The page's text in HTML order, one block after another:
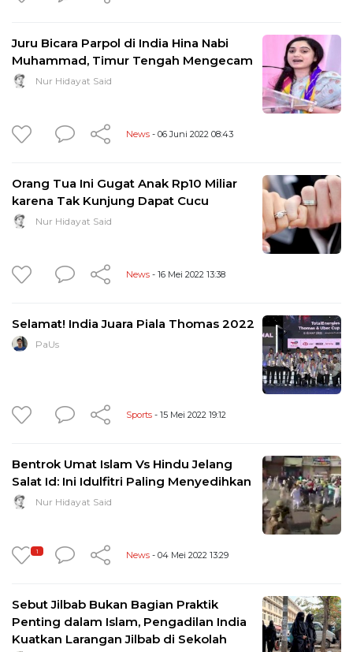
Juru Bicara Parpol di India Hina Nabi
Muhammad, Timur Tengah Mengecam
Nur Hidayat Said
News - 06 Juni 2022 08:43
Orang Tua Ini Gugat Anak Rp10 Miliar
karena Tak Kunjung Dapat Cucu
Nur Hidayat Said
News - 16 Mei 2022 13:38
Selamat! India Juara Piala Thomas 2022
PaUs
Sports - 15 Mei 2022 19:12
Bentrok Umat Islam Vs Hindu Jelang
Salat Id: Ini Idulfitri Paling Menyedihkan
Nur Hidayat Said
1 News - 04 Mei 2022 13:29
Sebut Jilbab Bukan Bagian Praktik
Penting dalam Islam, Pengadilan India
Kuatkan Larangan Jilbab di Sekolah